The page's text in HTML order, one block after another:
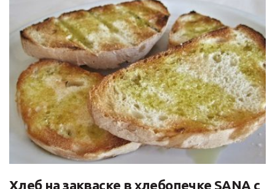
Хлеб на закваске в хлебопечке SANA с